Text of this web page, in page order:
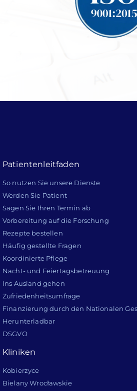
Patientenleitfaden
So nutzen Sie unsere Dienste
Werden Sie Patient
Sagen Sie Ihren Termin ab
Vorbereitung auf die Forschung
Rezepte bestellen
Häufig gestellte Fragen
Koordinierte Pflege
Nacht- und Feiertagsbetreuung
Ins Ausland gehen
Zufriedenheitsumfrage
Finanzierung durch den Nationalen
Herunterladbar
DSGVO
Kliniken
Kobierzyce
Bielany Wrocławskie